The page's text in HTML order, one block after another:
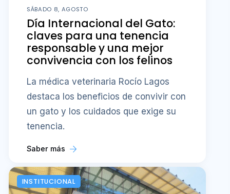
SÁBADO 8, AGOSTO
Día Internacional del Gato:
claves para una tenencia
responsable y una mejor
convivencia con los felinos
La médica veterinaria Rocío Lagos
destaca los beneficios de convivir con
un gato y los cuidados que exige su
tenencia.
Saber más
INSTITUCIONAL